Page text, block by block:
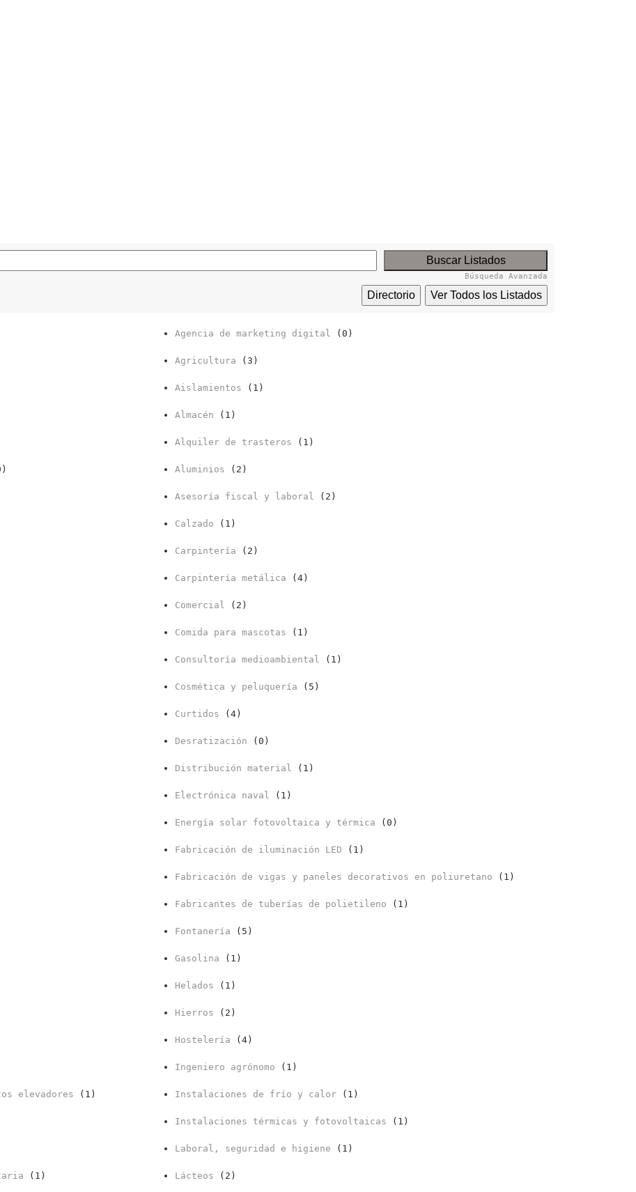
Búsqueda Avanzada
Agencia de marketing digital (0)
Agricultura (3)
Aislamientos (1)
Almacén (1)
Alquiler de trasteros (1)
Aluminios (2)
Asesoría fiscal y laboral (2)
Calzado (1)
Carpintería (2)
Carpintería metálica (4)
Comercial (2)
Comida para mascotas (1)
Consultoría medioambiental (1)
Cosmética y peluquería (5)
Curtidos (4)
Desratización (0)
Distribución material (1)
Electrónica naval (1)
Energía solar fotovoltaica y térmica (0)
Fabricación de iluminación LED (1)
Fabricación de vigas y paneles decorativos en poliuretano (1)
Fabricantes de tuberías de polietileno (1)
Fontanería (5)
Gasolina (1)
Helados (1)
Hierros (2)
Hostelería (4)
Ingeniero agrónomo (1)
elevadores (1) Instalaciones de frío y calor (1)
Instalaciones térmicas y fotovoltaicas (1)
Laboral, seguridad e higiene (1)
(1) Lácteos (2)